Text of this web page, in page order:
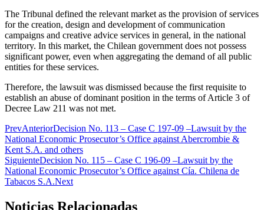
The Tribunal defined the relevant market as the provision of services
for the creation, design and development of communication
campaigns and creative advice services in general, in the national
territory. In this market, the Chilean government does not possess
significant power, even when aggregating the demand of all public
entities for these services.
Therefore, the lawsuit was dismissed because the first requisite to
establish an abuse of dominant position in the terms of Article 3 of
Decree Law 211 was not met.
PrevAnteriorDecision No. 113 – Case C 197-09 –Lawsuit by the
National Economic Prosecutor’s Office against Abercrombie &
Kent S.A. and others
SiguienteDecision No. 115 – Case C 196-09 –Lawsuit by the
National Economic Prosecutor’s Office against Cía. Chilena de
Tabacos S.A.Next
Noticias Relacionadas